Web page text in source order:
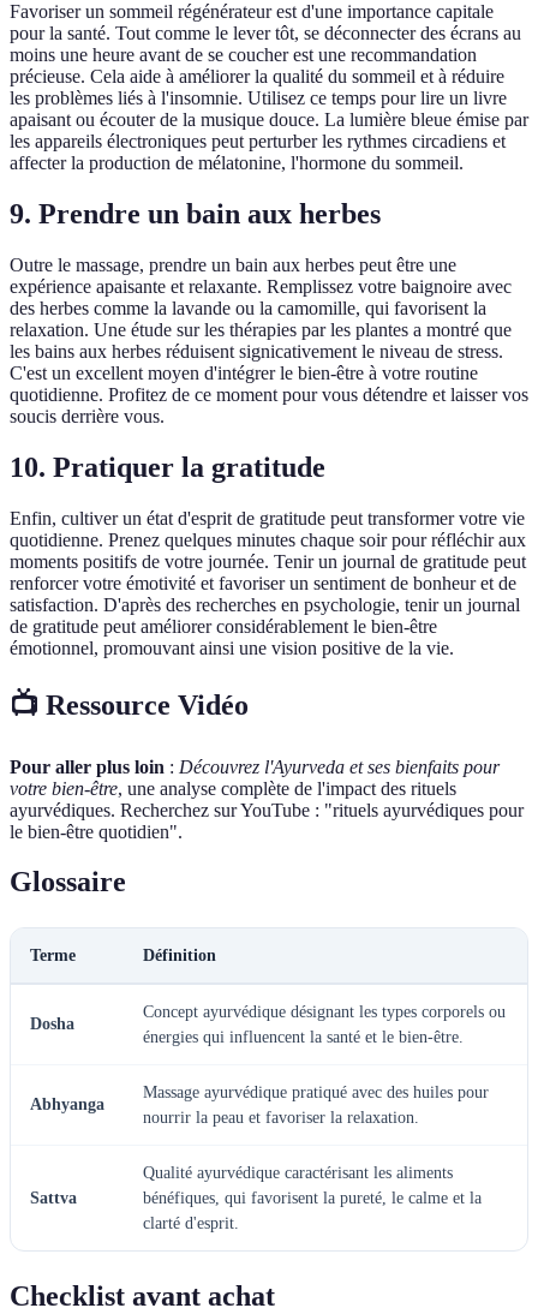
Favoriser un sommeil régénérateur est d'une importance capitale
pour la santé. Tout comme le lever tôt, se déconnecter des écrans au
moins une heure avant de se coucher est une recommandation
précieuse. Cela aide à améliorer la qualité du sommeil et à réduire
les problèmes liés à l'insomnie. Utilisez ce temps pour lire un livre
apaisant ou écouter de la musique douce. La lumière bleue émise par
les appareils électroniques peut perturber les rythmes circadiens et
affecter la production de mélatonine, l'hormone du sommeil.
9. Prendre un bain aux herbes
Outre le massage, prendre un bain aux herbes peut être une
expérience apaisante et relaxante. Remplissez votre baignoire avec
des herbes comme la lavande ou la camomille, qui favorisent la
relaxation. Une étude sur les thérapies par les plantes a montré que
les bains aux herbes réduisent signicativement le niveau de stress.
C'est un excellent moyen d'intégrer le bien-être à votre routine
quotidienne. Profitez de ce moment pour vous détendre et laisser vos
soucis derrière vous.
10. Pratiquer la gratitude
Enfin, cultiver un état d'esprit de gratitude peut transformer votre vie
quotidienne. Prenez quelques minutes chaque soir pour réfléchir aux
moments positifs de votre journée. Tenir un journal de gratitude peut
renforcer votre émotivité et favoriser un sentiment de bonheur et de
satisfaction. D'après des recherches en psychologie, tenir un journal
de gratitude peut améliorer considérablement le bien-être
émotionnel, promouvant ainsi une vision positive de la vie.
📺 Ressource Vidéo
Pour aller plus loin : Découvrez l'Ayurveda et ses bienfaits pour
votre bien-être, une analyse complète de l'impact des rituels
ayurvédiques. Recherchez sur YouTube : "rituels ayurvédiques pour
le bien-être quotidien".
Glossaire
Terme Définition
Dosha
Concept ayurvédique désignant les types corporels ou
énergies qui influencent la santé et le bien-être.
Abhyanga
Massage ayurvédique pratiqué avec des huiles pour
nourrir la peau et favoriser la relaxation.
Sattva
Qualité ayurvédique caractérisant les aliments
bénéfiques, qui favorisent la pureté, le calme et la
clarté d'esprit.
Checklist avant achat